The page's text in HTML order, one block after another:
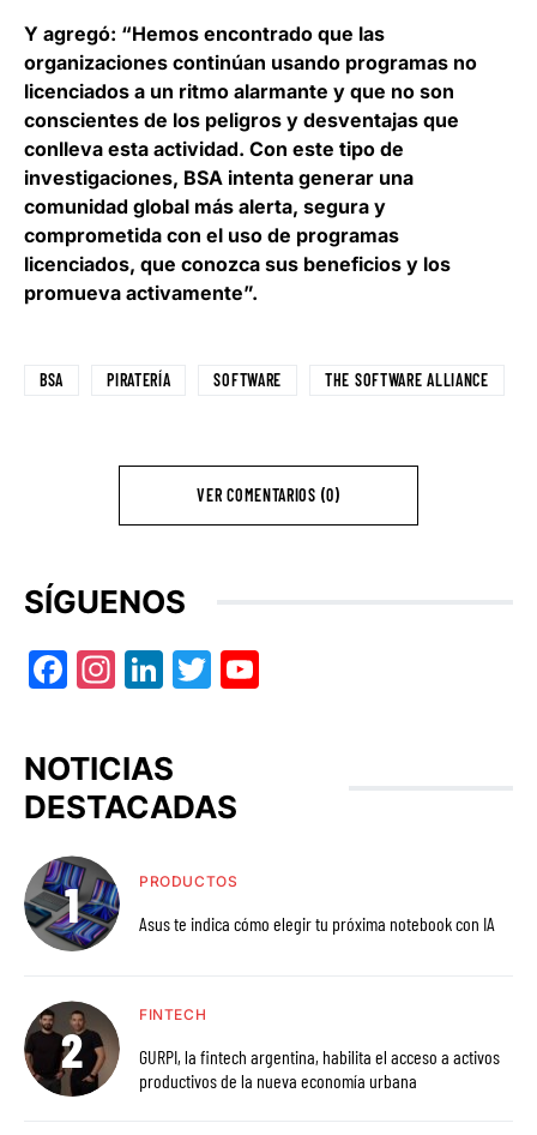
Y agregó: “Hemos encontrado que las
organizaciones continúan usando programas no
licenciados a un ritmo alarmante y que no son
conscientes de los peligros y desventajas que
conlleva esta actividad. Con este tipo de
investigaciones, BSA intenta generar una
comunidad global más alerta, segura y
comprometida con el uso de programas
licenciados, que conozca sus beneficios y los
promueva activamente”.
BSA PIRATERÍA SOFTWARE THE SOFTWARE ALLIANCE
VER COMENTARIOS (0)
SÍGUENOS
Facebook
Instagram
LinkedIn
Twitter
NOTICIAS
DESTACADAS
PRODUCTOS
Asus te indica cómo elegir tu próxima notebook con IA
FINTECH
GURPI, la fintech argentina, habilita el acceso a activos
productivos de la nueva economía urbana